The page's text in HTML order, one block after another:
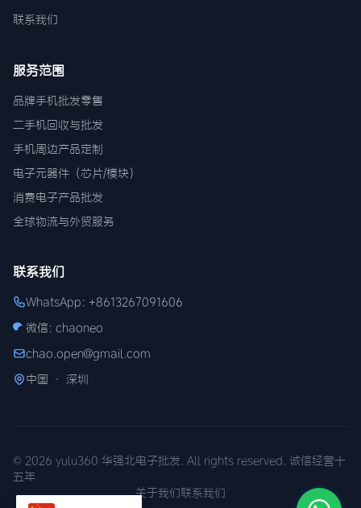
联系我们
服务范围
品牌手机批发零售
二手机回收与批发
手机周边产品定制
电子元器件（芯片/模块）
消费电子产品批发
全球物流与外贸服务
联系我们
WhatsApp: +8613267091606
微信: chaoneo
chao.open@gmail.com
中国 · 深圳
© 2026 yulu360 华强北电子批发. All rights reserved. 诚信经营十
五年
关于我们联系我们